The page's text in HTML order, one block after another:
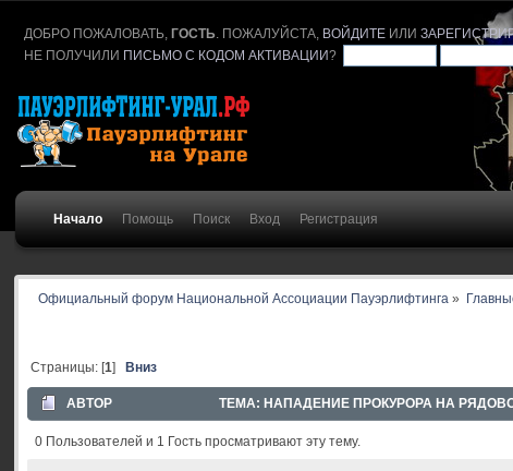
ДОБРО ПОЖАЛОВАТЬ, ГОСТЬ. ПОЖАЛУЙСТА, ВОЙДИТЕИЛИ
НЕ ПОЛУЧИЛИ ПИСЬМО С КОДОМ АКТИВАЦИИ?
Начало Помощь Поиск Вход Регистрация
Официальный форум Национальной Ассоциации Пауэрлифтинга »
Страницы: [1] Вниз
АВТОР ТЕМА: НАПАДЕНИЕ ПРОКУРОРА НА
0 Пользователей и 1 Гость просматривают эту тему.